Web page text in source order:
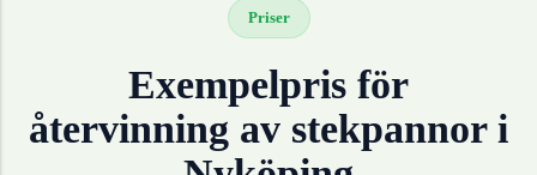
Priser
Exempelpris för
återvinning av stekpannori